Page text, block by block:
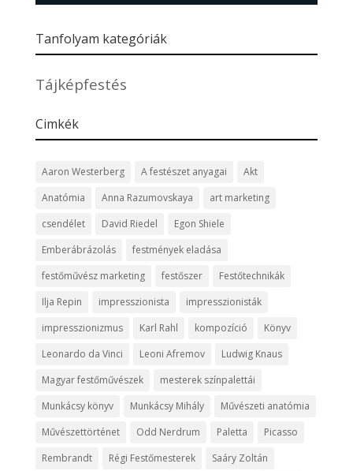
Tanfolyam kategóriák
Tájképfestés
Cimkék
Aaron Westerberg A festészet anyagai
Akt
Anatómia
Anna Razumovskaya
art marketing
csendélet
David Riedel
Egon Shiele
Emberábrázolás
festmények eladása
festőművész marketing
festőszer
Festőtechnikák
Ilja Repin
impresszionista
impresszionisták
impresszionizmus
Karl Rahl kompozíció
Könyv
Leonardo da Vinci
Leoni Afremov
Ludwig Knaus
Magyar festőművészek
mesterek színpalettái
Munkácsy könyv
Munkácsy Mihály
Művészeti anatómia
Művészettörténet
Odd Nerdrum Paletta
Picasso
Rembrandt
Régi Festőmesterek
Saáry Zoltán